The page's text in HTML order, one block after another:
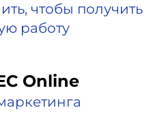
чтобы получить
работу
Online